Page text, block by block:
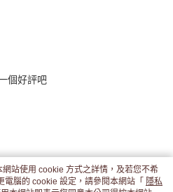
個好評吧
站使用 cookie 方式之詳情，及若您不希
腦的 cookie 設定，請參閱本網站「 隱私